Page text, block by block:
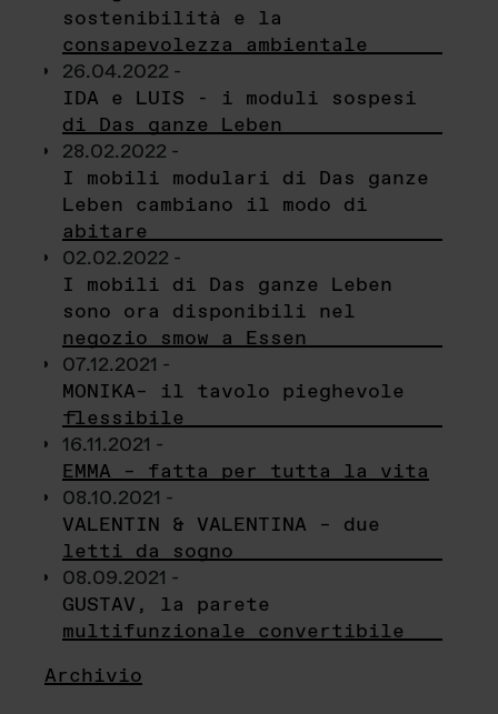
sostenibilità e la
consapevolezza ambientale
26.04.2022 -
IDA e LUIS - i moduli sospesi
di Das ganze Leben
28.02.2022 -
I mobili modulari di Das ganze
Leben cambiano il modo di
abitare
02.02.2022 -
I mobili di Das ganze Leben
sono ora disponibili nel
negozio smow a Essen
07.12.2021 -
MONIKA– il tavolo pieghevole
flessibile
16.11.2021 -
EMMA – fatta per tutta la vita
08.10.2021 -
VALENTIN & VALENTINA – due
letti da sogno
08.09.2021 -
GUSTAV, la parete
multifunzionale convertibile
Archivio